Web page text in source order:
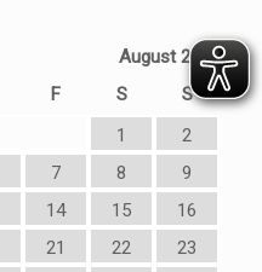
August 2026
F S
S
1
2
7 8
9
14 15
16
21 22
23